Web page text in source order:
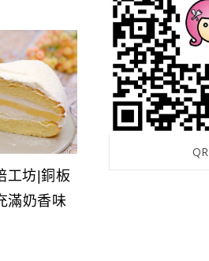
工坊|銅板
滿奶香味